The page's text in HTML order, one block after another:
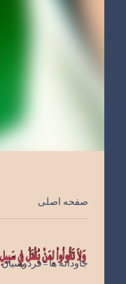
صفحه اصلی
جاودانه ها=فردوسیان